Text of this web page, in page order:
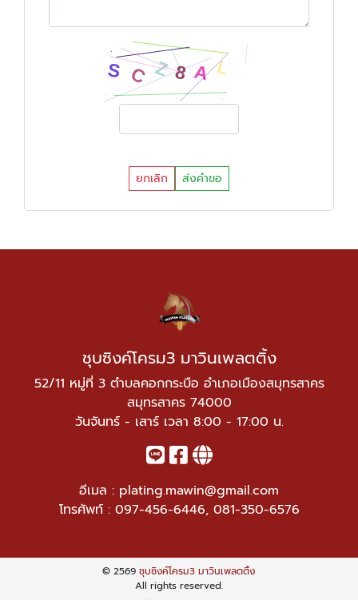
ยกเลิก ส่งคำขอ
ชุบซิงค์โครม3 มาวินเพลตติ้ง
52/11 หมู่ที่ 3 ตำบลคอกกระบือ อำเภอเมืองสมุทรสาคร
สมุทรสาคร 74000
วันจันทร์ - เสาร์ เวลา 8:00 - 17:00 น.
อีเมล : plating.mawin@gmail.com
โทรศัพท์ : 097-456-6446, 081-350-6576
© 2569ชุบซิงค์โครม3 มาวินเพลตติ้ง
All rights reserved.